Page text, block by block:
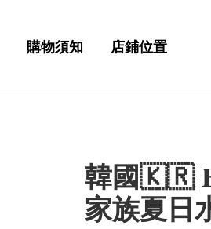
購物須知 店鋪位置
韓國🇰🇷
家族夏日